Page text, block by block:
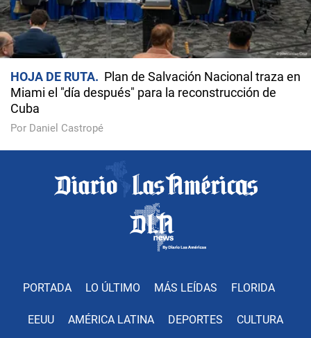
HOJA DE RUTA
Plan de Salvación Nacional traza en
Miami el "día después" para la reconstrucción de
Cuba
Por Daniel Castropé
PORTADA LO ÚLTIMO MÁS LEÍDAS FLORIDA
EEUU AMÉRICA LATINA DEPORTES CULTURA